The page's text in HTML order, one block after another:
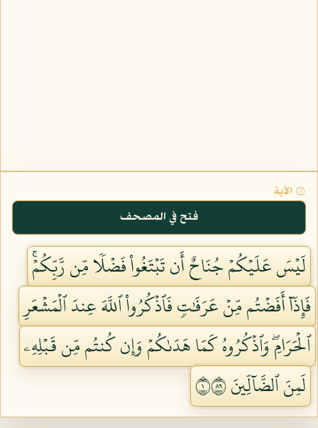
۞ الآية
فتح في المصحف
لَيۡسَ عَلَيۡكُمۡ جُنَاحٌ أَن تَبۡتَغُواْ فَضۡلٗا مِّن رَّبِّكُمۡۚ
فَإِذَآ أَفَضۡتُم مِّنۡ عَرَفَٰتٖ فَٱذۡكُرُواْ ٱللَّهَ عِندَ ٱلۡمَشۡعَرِ
ٱلۡحَرَامِۖ وَٱذۡكُرُوهُ كَمَا هَدَىٰكُمۡ وَإِن كُنتُم مِّن قَبۡلِهِۦ
لَمِنَ ٱلضَّآلِّينَ ١٩٨